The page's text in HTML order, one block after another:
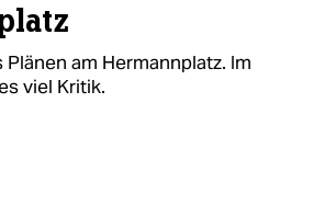
am Hermannplatz. Im
viel Kritik.